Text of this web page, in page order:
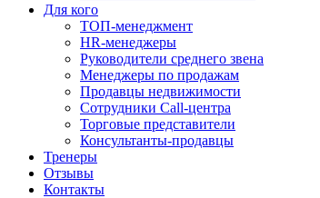
Для кого
ТОП-менеджмент
HR-менеджеры
Руководители среднего звена
Менеджеры по продажам
Продавцы недвижимости
Сотрудники Call-центра
Торговые представители
Консультанты-продавцы
Тренеры
Отзывы
Контакты